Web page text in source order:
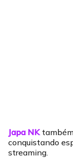
Japa NK
conquistando
streaming.